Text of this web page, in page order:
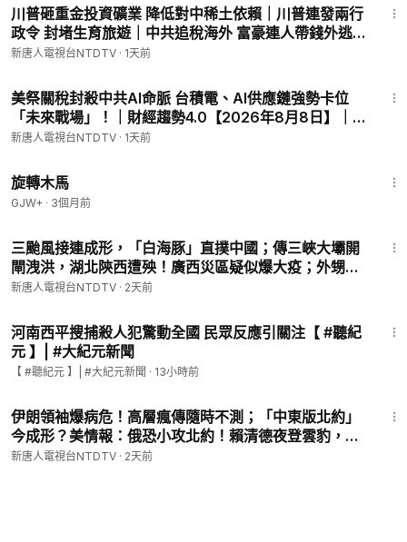
川普砸重金投資礦業 降低對中稀土依賴｜川普連發兩行
政令 封堵生育旅遊｜中共追稅海外 富豪連人帶錢外逃潮
｜台陸委會怒批 中共借颱風交管台海｜國際新聞｜
新唐人電視台NTDTV · 1天前
美祭關稅封殺中共AI命脈 台積電、AI供應鏈強勢卡位
「未來戰場」！｜財經趨勢4.0【2026年8月8日】｜新
唐人電視台
新唐人電視台NTDTV · 1天前
旋轉木馬
GJW+ · 3個月前
三颱風接連成形，「白海豚」直撲中國；傳三峽大壩開
閘洩洪，湖北陝西遭殃！廣西災區疑似爆大疫；外甥女
實名舉報舅舅？中共反腐再鬧笑話；央視自爆「翻
新唐人電視台NTDTV · 2天前
河南西平搜捕殺人犯驚動全國 民眾反應引關注【 #聽紀
元 】| #大紀元新聞
【 #聽紀元 】| #大紀元新聞 · 13小時前
伊朗領袖爆病危！高層瘋傳隨時不測；「中東版北約」
今成形？美情報：俄恐小攻北約！賴清德夜登雲豹，美
人員觀戰！中共百萬耳目黑幕遭揭！｜#新唐人
新唐人電視台NTDTV · 2天前